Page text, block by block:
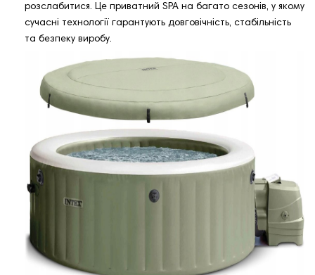
розслабитися. Це приватний SPA на багато сезонів, у якому
сучасні технології гарантують довговічність, стабільність
та безпеку виробу.